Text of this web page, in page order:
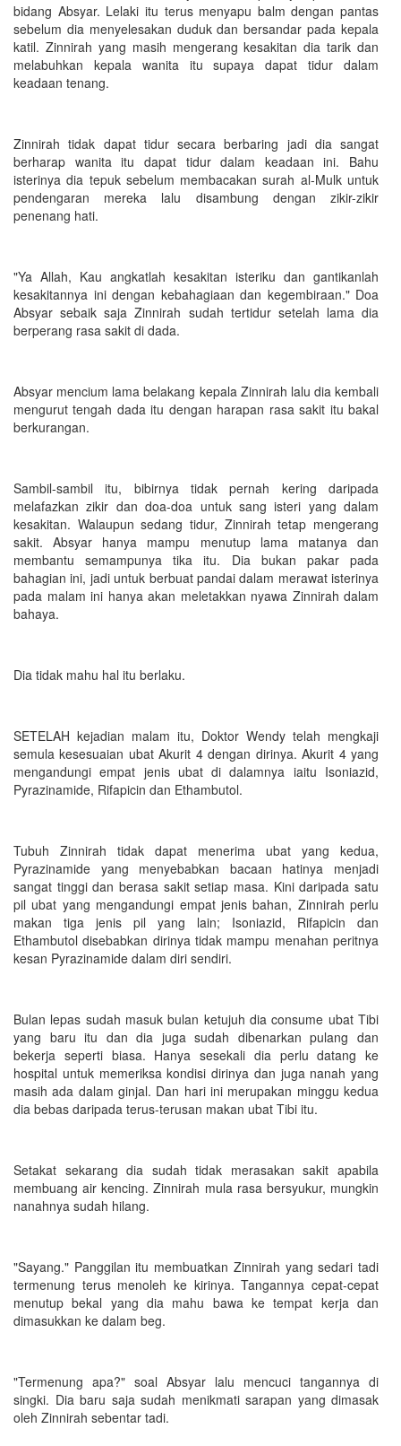
bidang Absyar. Lelaki itu terus menyapu balm dengan pantas
sebelum dia menyelesakan duduk dan bersandar pada kepala
katil. Zinnirah yang masih mengerang kesakitan dia tarik dan
melabuhkan kepala wanita itu supaya dapat tidur dalam
keadaan tenang.
Zinnirah tidak dapat tidur secara berbaring jadi dia sangat
berharap wanita itu dapat tidur dalam keadaan ini. Bahu
isterinya dia tepuk sebelum membacakan surah al-Mulk untuk
pendengaran mereka lalu disambung dengan zikir-zikir
penenang hati.
"Ya Allah, Kau angkatlah kesakitan isteriku dan gantikanlah
kesakitannya ini dengan kebahagiaan dan kegembiraan." Doa
Absyar sebaik saja Zinnirah sudah tertidur setelah lama dia
berperang rasa sakit di dada.
Absyar mencium lama belakang kepala Zinnirah lalu dia kembali
mengurut tengah dada itu dengan harapan rasa sakit itu bakal
berkurangan.
Sambil-sambil itu, bibirnya tidak pernah kering daripada
melafazkan zikir dan doa-doa untuk sang isteri yang dalam
kesakitan. Walaupun sedang tidur, Zinnirah tetap mengerang
sakit. Absyar hanya mampu menutup lama matanya dan
membantu semampunya tika itu. Dia bukan pakar pada
bahagian ini, jadi untuk berbuat pandai dalam merawat isterinya
pada malam ini hanya akan meletakkan nyawa Zinnirah dalam
bahaya.
Dia tidak mahu hal itu berlaku.
SETELAH kejadian malam itu, Doktor Wendy telah mengkaji
semula kesesuaian ubat Akurit 4 dengan dirinya. Akurit 4 yang
mengandungi empat jenis ubat di dalamnya iaitu Isoniazid,
Pyrazinamide, Rifapicin dan Ethambutol.
Tubuh Zinnirah tidak dapat menerima ubat yang kedua,
Pyrazinamide yang menyebabkan bacaan hatinya menjadi
sangat tinggi dan berasa sakit setiap masa. Kini daripada satu
pil ubat yang mengandungi empat jenis bahan, Zinnirah perlu
makan tiga jenis pil yang lain; Isoniazid, Rifapicin dan
Ethambutol disebabkan dirinya tidak mampu menahan peritnya
kesan Pyrazinamide dalam diri sendiri.
Bulan lepas sudah masuk bulan ketujuh dia consume ubat Tibi
yang baru itu dan dia juga sudah dibenarkan pulang dan
bekerja seperti biasa. Hanya sesekali dia perlu datang ke
hospital untuk memeriksa kondisi dirinya dan juga nanah yang
masih ada dalam ginjal. Dan hari ini merupakan minggu kedua
dia bebas daripada terus-terusan makan ubat Tibi itu.
Setakat sekarang dia sudah tidak merasakan sakit apabila
membuang air kencing. Zinnirah mula rasa bersyukur, mungkin
nanahnya sudah hilang.
"Sayang." Panggilan itu membuatkan Zinnirah yang sedari tadi
termenung terus menoleh ke kirinya. Tangannya cepat-cepat
menutup bekal yang dia mahu bawa ke tempat kerja dan
dimasukkan ke dalam beg.
"Termenung apa?" soal Absyar lalu mencuci tangannya di
singki. Dia baru saja sudah menikmati sarapan yang dimasak
oleh Zinnirah sebentar tadi.